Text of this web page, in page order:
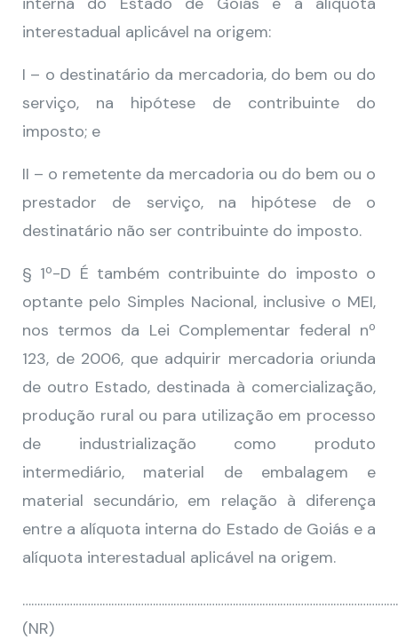
interestadual aplicável na origem:
I – o destinatário da mercadoria, do bem ou do
serviço, na hipótese de contribuinte do
imposto; e
II – o remetente da mercadoria ou do bem ou o
prestador de serviço, na hipótese de o
destinatário não ser contribuinte do imposto.
§ 1º-D É também contribuinte do imposto o
optante pelo Simples Nacional, inclusive o MEI,
nos termos da Lei Complementar federal nº
123, de 2006, que adquirir mercadoria oriunda
de outro Estado, destinada à comercialização,
produção rural ou para utilização em processo
de industrialização como produto
intermediário, material de embalagem e
material secundário, em relação à diferença
entre a alíquota interna do Estado de Goiás e a
alíquota interestadual aplicável na origem.
(NR)